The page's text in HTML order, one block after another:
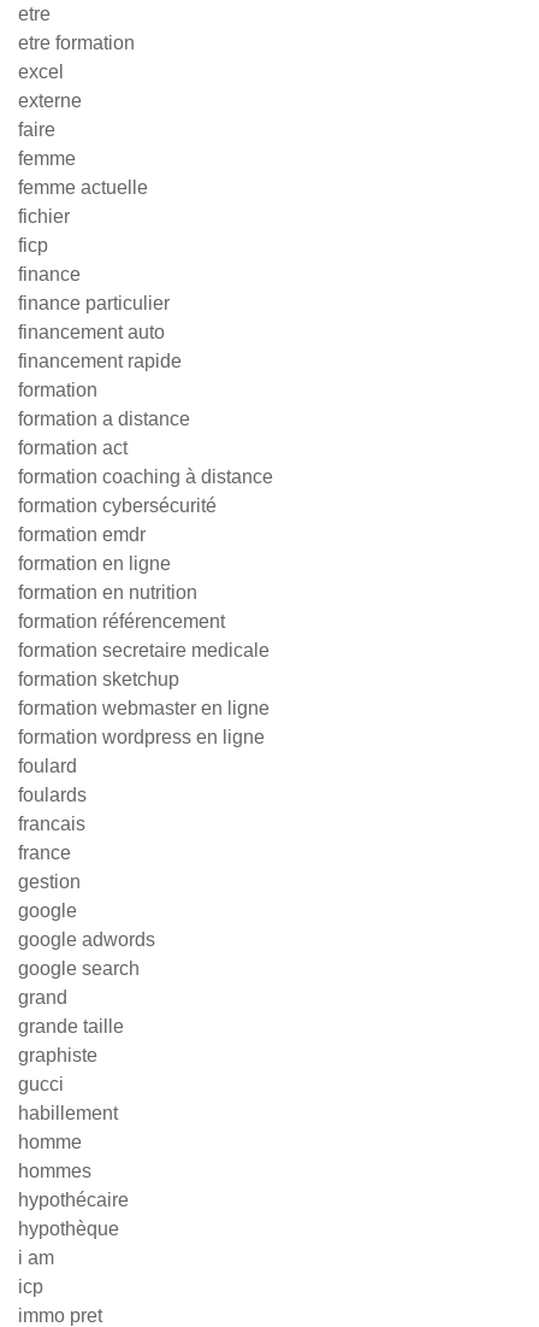
etre
etre formation
excel
externe
faire
femme
femme actuelle
fichier
ficp
finance
finance particulier
financement auto
financement rapide
formation
formation a distance
formation act
formation coaching à distance
formation cybersécurité
formation emdr
formation en ligne
formation en nutrition
formation référencement
formation secretaire medicale
formation sketchup
formation webmaster en ligne
formation wordpress en ligne
foulard
foulards
francais
france
gestion
google
google adwords
google search
grand
grande taille
graphiste
gucci
habillement
homme
hommes
hypothécaire
hypothèque
i am
icp
immo pret